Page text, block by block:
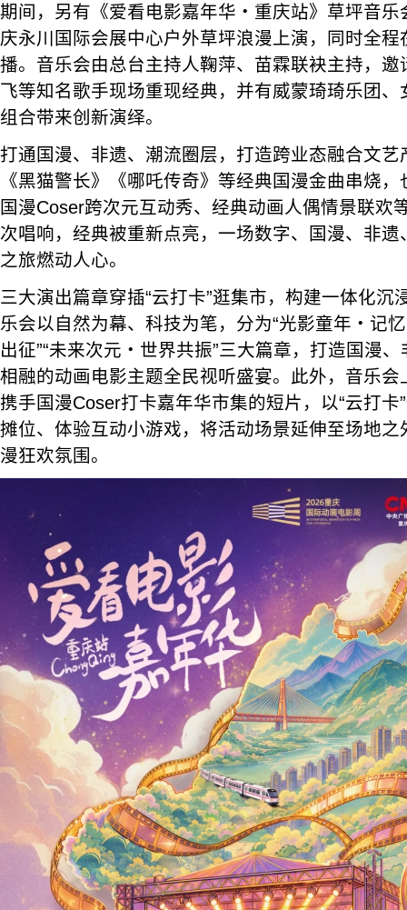
期间，另有《爱看电影嘉年华・重庆站》草坪音
庆永川国际会展中心户外草坪浪漫上演，同时全
播。音乐会由总台主持人鞠萍、苗霖联袂主持，
飞等知名歌手现场重现经典，并有威蒙琦琦乐团
组合带来创新演绎。
打通国漫、非遗、潮流圈层，打造跨业态融合文艺
《黑猫警长》《哪吒传奇》等经典国漫金曲串烧
国漫Coser跨次元互动秀、经典动画人偶情景联欢
次唱响，经典被重新点亮，一场数字、国漫、非
之旅燃动人心。
三大演出篇章穿插“云打卡”逛集市，构建一体化沉
乐会以自然为幕、科技为笔，分为“光影童年・记
出征”“未来次元・世界共振”三大篇章，打造国漫
相融的动画电影主题全民视听盛宴。此外，音乐
携手国漫Coser打卡嘉年华市集的短片，以“云打卡
摊位、体验互动小游戏，将活动场景延伸至场地
漫狂欢氛围。